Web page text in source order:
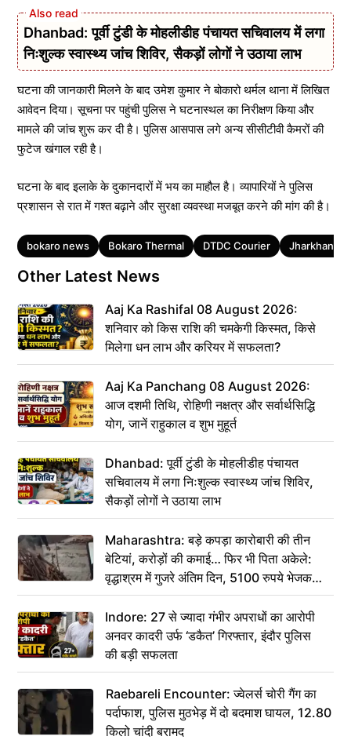
Dhanbad: पूर्वी टुंडी के मोहलीडीह पंचायत सचिवालय में लगा
निःशुल्क स्वास्थ्य जांच शिविर, सैकड़ों लोगों ने उठाया लाभ
घटना की जानकारी मिलने के बाद उमेश कुमार ने बोकारो थर्मल थाना में लिखित
आवेदन दिया। सूचना पर पहुंची पुलिस ने घटनास्थल का निरीक्षण किया और
मामले की जांच शुरू कर दी है। पुलिस आसपास लगे अन्य सीसीटीवी कैमरों की
फुटेज खंगाल रही है।
घटना के बाद इलाके के दुकानदारों में भय का माहौल है। व्यापारियों ने पुलिस
प्रशासन से रात में गश्त बढ़ाने और सुरक्षा व्यवस्था मजबूत करने की मांग की है।
Tags
bokaro news Bokaro Thermal DTDC Courier Jharkhand
Other Latest News
Aaj Ka Rashifal 08 August 2026:
शनिवार को किस राशि की चमकेगी किस्मत, किसे
मिलेगा धन लाभ और करियर में सफलता?
Aaj Ka Panchang 08 August 2026:
आज दशमी तिथि, रोहिणी नक्षत्र और सर्वार्थसिद्धि
योग, जानें राहुकाल व शुभ मुहूर्त
Dhanbad: पूर्वी टुंडी के मोहलीडीह पंचायत
सचिवालय में लगा निःशुल्क स्वास्थ्य जांच शिविर,
सैकड़ों लोगों ने उठाया लाभ
Maharashtra: बड़े कपड़ा कारोबारी की तीन
बेटियां, करोड़ों की कमाई… फिर भी पिता अकेले:
वृद्धाश्रम में गुजरे अंतिम दिन, 5100 रुपये भेजकर
कहा– अंतिम संस्कार कर दीजिए हम नहीं आ पाएंगे
Indore: 27 से ज्यादा गंभीर अपराधों का आरोपी
अनवर कादरी उर्फ ‘डकैत’ गिरफ्तार, इंदौर पुलिस
की बड़ी सफलता
Raebareli Encounter: ज्वेलर्स चोरी गैंग का
पर्दाफाश, पुलिस मुठभेड़ में दो बदमाश घायल, 12.80
किलो चांदी बरामद